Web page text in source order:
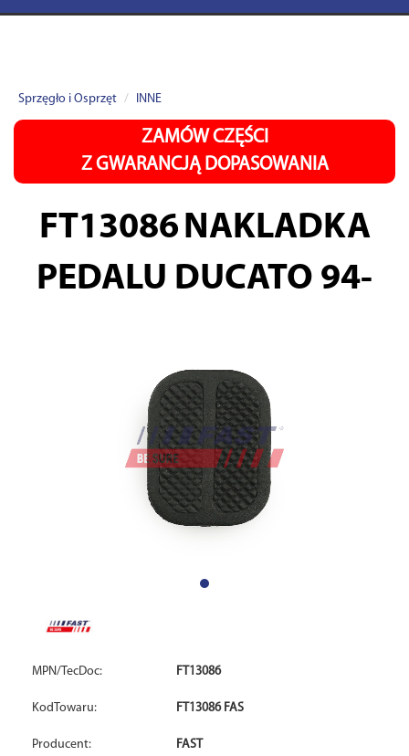
Sprzęgło i Osprzęt INNE
ZAMÓW CZĘŚCI
Z GWARANCJĄ DOPASOWANIA
FT13086 NAKLADKA
PEDALU DUCATO 94-
MPN/TecDoc: FT13086
KodTowaru: FT13086 FAS
Producent: FAST